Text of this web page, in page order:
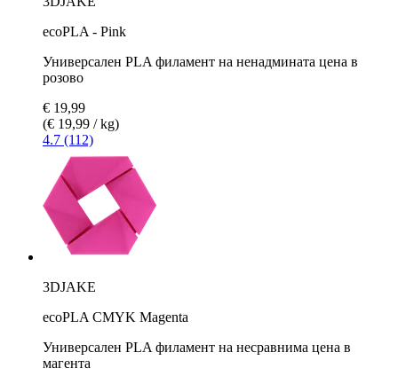
ecoPLA - Pink
Универсален PLA филамент на ненадмината цена в
розово
€ 19,99
(€ 19,99 / kg)
4.7 (112)
3DJAKE
ecoPLA CMYK Magenta
Универсален PLA филамент на несравнима цена в
магента